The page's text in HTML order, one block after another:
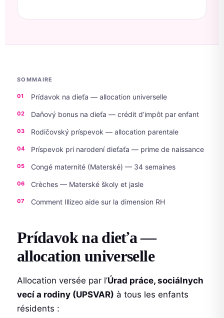
SOMMAIRE
Prídavok na dieťa — allocation universelle
Daňový bonus na dieťa — crédit d’impôt par enfant
Rodičovský príspevok — allocation parentale
Príspevok pri narodení dieťaťa — prime de naissance
Congé maternité (Materské) — 34 semaines
Crèches — Materské školy et jasle
Comment Illizeo aide sur la dimension RH
Prídavok na dieťa —
allocation universelle
Allocation versée par l’Úrad práce, sociálnych
vecí a rodiny (UPSVAR) à tous les enfants
résidents :